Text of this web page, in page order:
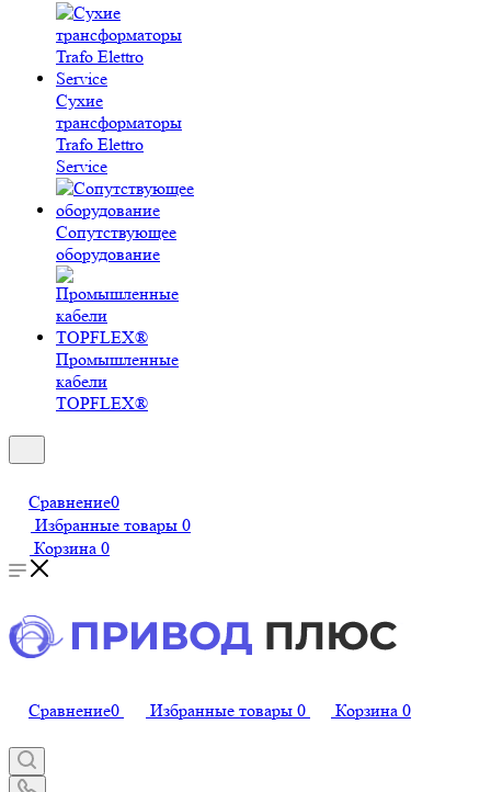
Сухие
трансформаторы
Trafo Elettro
Service
Сопутствующее
оборудование
Промышленные
кабели
TOPFLEX®
Сравнение0
Избранные товары 0
Корзина 0
Сравнение0 Избранные товары 0 Корзина 0